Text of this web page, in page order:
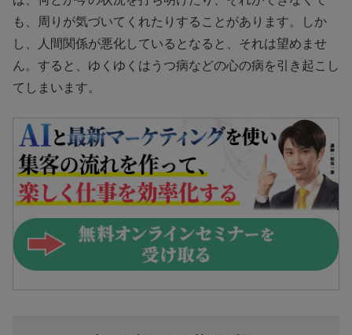
も、周りが気づいてくれたりすることがあります。しか
し、人間関係が悪化しているとなると、それは望めませ
ん。すると、ゆくゆくはうつ病などの心の病を引き起こし
てしまいます。